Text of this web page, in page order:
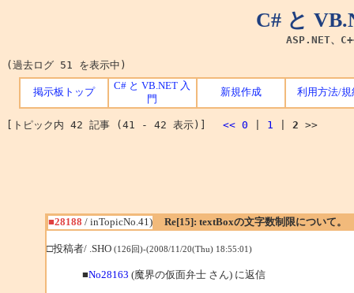
C# と
ASP.NET、
(過去ログ 51 を表示中)
掲示板トップ
C# と VB.NET 入
門
新規作成 利用方法/規
[トピック内 42 記事 (41 - 42 表示)] << 0 1 2 >>
■28188 / inTopicNo.41) Re[15]: textBoxの文字数制限について。
□投稿者/ .SHO (126回)-(2008/11/20(Thu) 18:55:01)
■No28163 (魔界の仮面弁士 さん) に返信